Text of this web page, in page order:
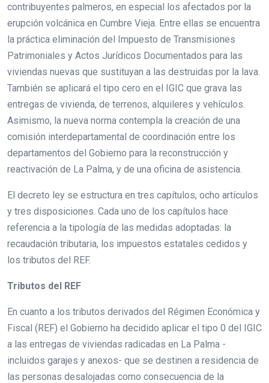
contribuyentes palmeros, en especial los afectados por la
erupción volcánica en Cumbre Vieja. Entre ellas se encuentra
la práctica eliminación del Impuesto de Transmisiones
Patrimoniales y Actos Jurídicos Documentados para las
viviendas nuevas que sustituyan a las destruidas por la lava.
También se aplicará el tipo cero en el IGIC que grava las
entregas de vivienda, de terrenos, alquileres y vehículos.
Asimismo, la nueva norma contempla la creación de una
comisión interdepartamental de coordinación entre los
departamentos del Gobierno para la reconstrucción y
reactivación de La Palma, y de una oficina de asistencia.
El decreto ley se estructura en tres capítulos, ocho artículos
y tres disposiciones. Cada uno de los capítulos hace
referencia a la tipología de las medidas adoptadas: la
recaudación tributaria, los impuestos estatales cedidos y
los tributos del REF.
Tributos del REF
En cuanto a los tributos derivados del Régimen Económica y
Fiscal (REF) el Gobierno ha decidido aplicar el tipo 0 del IGIC
a las entregas de viviendas radicadas en La Palma -
incluidos garajes y anexos- que se destinen a residencia de
las personas desalojadas como consecuencia de la